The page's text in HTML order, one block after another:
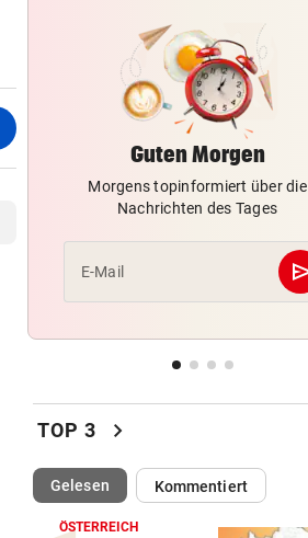
Straße von Hormuz
URTEIL GEFALLEN
Altacher Kies-Krieg: Gericht
Franz Kopf recht
EXPERTEN WARNEN vor 2
Hitze gefährdet Gewässer und
heimische Fischwelt
vor
„LOHNT SICH NICHT“
freiwillige Teilzeit
VON IT BIS DOKU-FILM
Hackeln statt faulenzen: So
läuft‘s bei Ferialjobs
Guten Morgen
Morgens topinformiert über die
Nachrichten des Tages
E-Mail
TOP 3 chevron_right
Gelesen(ausgewählt)Kommentiert
ÖSTERREICH